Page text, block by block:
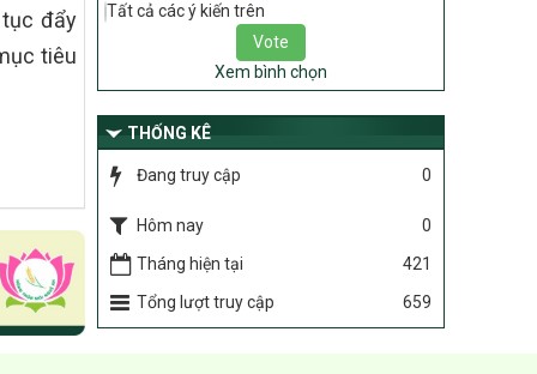
đẩy
tiêu
gia xây dựng nông thôn mới, giảm nghèo
bền vững và phát triển kinh tế – xã hội
vùng đồng bào dân tộc thiểu số và miền
núi giai đoạn 2026-2035, giai đoạn I: Từ
Nghị quyết số 08/2026/NQ-HĐND
Quy định nguyên tắc, tiêu chí, định mức
Chương trình mục tiêu quốc gia xây dựng
phát triển kinh tế – xã hội vùng đồng bào
2026 – 2030 trên địa bàn tỉnh Nghệ An
Tất cả các ý kiến trên
Xem bình chọn
THỐNG KÊ
Đang truy cập 0
Hôm nay
0
Tháng hiện tại
421
Tổng lượt truy cập
659